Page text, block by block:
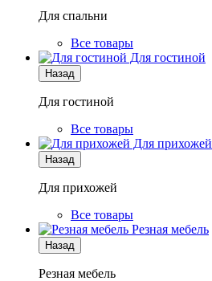
Для спальни
Все товары
Для гостиной
Назад
Для гостиной
Все товары
Для прихожей
Назад
Для прихожей
Все товары
Резная мебель
Назад
Резная мебель